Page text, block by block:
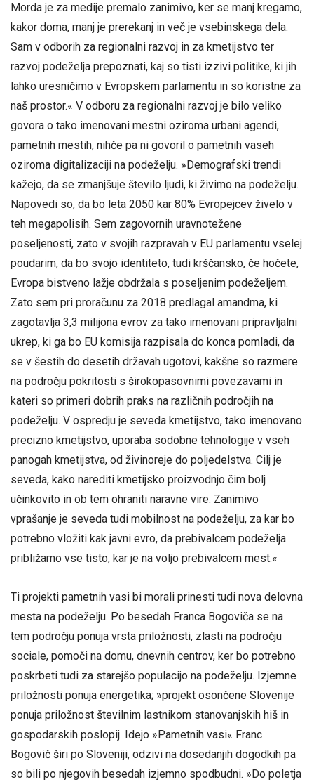
Morda je za medije premalo zanimivo, ker se manj kregamo,
kakor doma, manj je prerekanj in več je vsebinskega dela.
Sam v odborih za regionalni razvoj in za kmetijstvo ter
razvoj podeželja prepoznati, kaj so tisti izzivi politike, ki jih
lahko uresničimo v Evropskem parlamentu in so koristne za
naš prostor.« V odboru za regionalni razvoj je bilo veliko
govora o tako imenovani mestni oziroma urbani agendi,
pametnih mestih, nihče pa ni govoril o pametnih vaseh
oziroma digitalizaciji na podeželju. »Demografski trendi
kažejo, da se zmanjšuje število ljudi, ki živimo na podeželju.
Napovedi so, da bo leta 2050 kar 80% Evropejcev živelo v
teh megapolisih. Sem zagovornih uravnotežene
poseljenosti, zato v svojih razpravah v EU parlamentu vselej
poudarim, da bo svojo identiteto, tudi krščansko, če hočete,
Evropa bistveno lažje obdržala s poseljenim podeželjem.
Zato sem pri proračunu za 2018 predlagal amandma, ki
zagotavlja 3,3 milijona evrov za tako imenovani pripravljalni
ukrep, ki ga bo EU komisija razpisala do konca pomladi, da
se v šestih do desetih državah ugotovi, kakšne so razmere
na področju pokritosti s širokopasovnimi povezavami in
kateri so primeri dobrih praks na različnih področjih na
podeželju. V ospredju je seveda kmetijstvo, tako imenovano
precizno kmetijstvo, uporaba sodobne tehnologije v vseh
panogah kmetijstva, od živinoreje do poljedelstva. Cilj je
seveda, kako narediti kmetijsko proizvodnjo čim bolj
učinkovito in ob tem ohraniti naravne vire. Zanimivo
vprašanje je seveda tudi mobilnost na podeželju, za kar bo
potrebno vložiti kak javni evro, da prebivalcem podeželja
približamo vse tisto, kar je na voljo prebivalcem mest.«
Ti projekti pametnih vasi bi morali prinesti tudi nova delovna
mesta na podeželju. Po besedah Franca Bogoviča se na
tem področju ponuja vrsta priložnosti, zlasti na področju
sociale, pomoči na domu, dnevnih centrov, ker bo potrebno
poskrbeti tudi za starejšo populacijo na podeželju. Izjemne
priložnosti ponuja energetika; »projekt osončene Slovenije
ponuja priložnost številnim lastnikom stanovanjskih hiš in
gospodarskih poslopij. Idejo »Pametnih vasi« Franc
Bogovič širi po Sloveniji, odzivi na dosedanjih dogodkih pa
so bili po njegovih besedah izjemno spodbudni. »Do poletja